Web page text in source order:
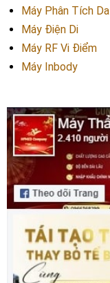
Máy Phân Tích Da
Máy Điện Di
Máy RF Vi Điểm
Máy Inbody